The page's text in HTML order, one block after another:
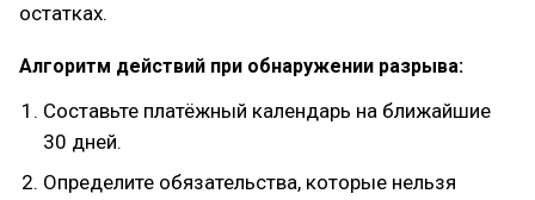
остатках.
Алгоритм действий при обнаружении разрыва:
Составьте платёжный календарь на ближайшие
30 дней.
Определите обязательства, которые нельзя